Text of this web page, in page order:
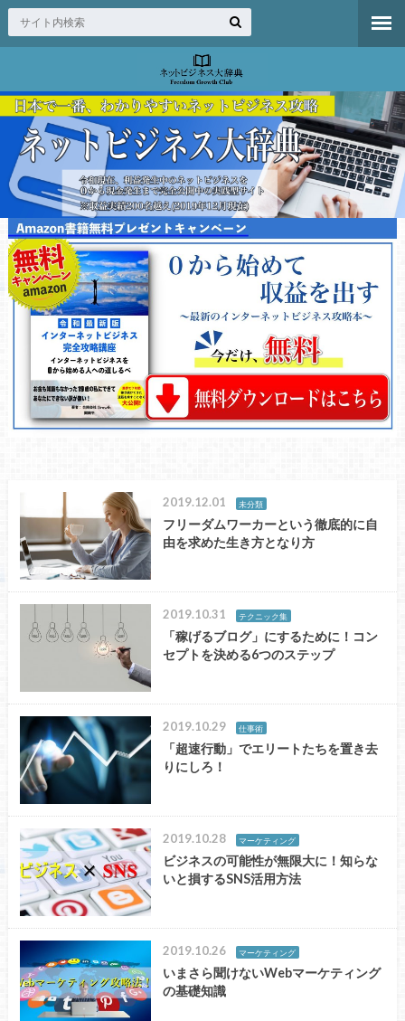
2019.12.01 未分類
フリーダムワーカーという徹底的に自
由を求めた生き方となり方
2019.10.31 テクニック集
「稼げるブログ」にするために！コン
セプトを決める6つのステップ
2019.10.29 仕事術
「超速行動」でエリートたちを置き去
りにしろ！
2019.10.28 マーケティング
ビジネスの可能性が無限大に！知らな
いと損するSNS活用方法
2019.10.26 マーケティング
いまさら聞けないWebマーケティング
の基礎知識